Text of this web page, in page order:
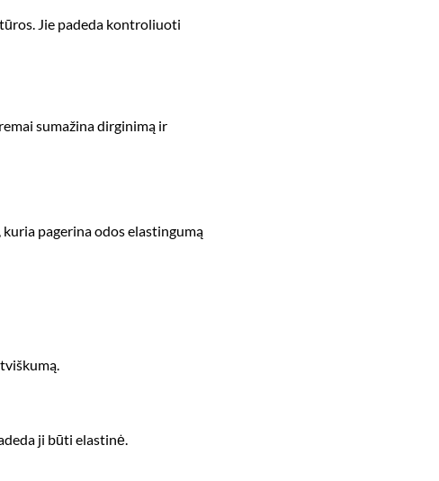
Jie padeda kontroliuoti
sumažina dirginimą ir
pagerina odos elastingumą
ji būti elastinė.